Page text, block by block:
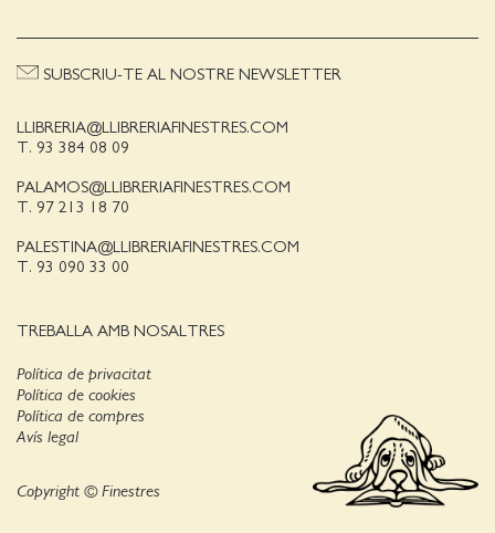
LLIBRERIA@LLIBRERIAFINESTRES.COM
T. 93 384 08 09
PALAMOS@LLIBRERIAFINESTRES.COM
T. 97 213 18 70
PALESTINA@LLIBRERIAFINESTRES.COM
T. 93 090 33 00
TREBALLA AMB NOSALTRES
SUBSCRIU-TE AL NOSTRE NEWSLETTER
Política de privacitat
Política de cookies
Avís legal
Política de compres
Copyright © Finestres